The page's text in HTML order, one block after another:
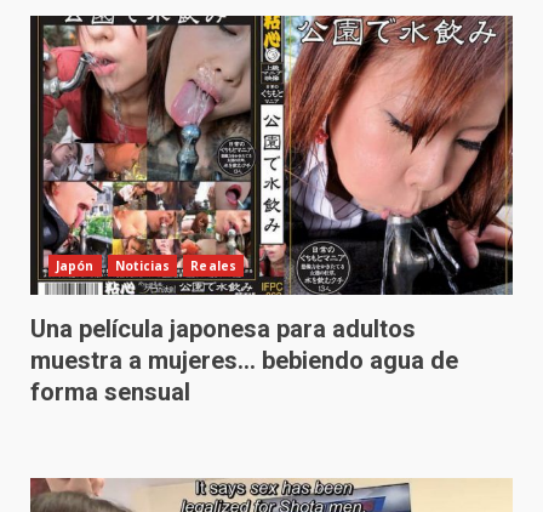
Japón Noticias Reales
Una película japonesa para adultos
muestra a mujeres… bebiendo agua de
forma sensual